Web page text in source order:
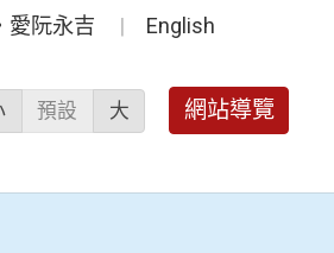
阮永吉 English
預設 大 網站導覽